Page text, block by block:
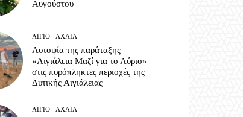
Αυγούστου
ΑΊΓΙΟ - ΑΧΑΪ́Α
Αυτοψία της παράταξης
«Αιγιάλεια Μαζί για το Αύριο»
στις πυρόπληκτες περιοχές της
Δυτικής Αιγιάλειας
ΑΊΓΙΟ - ΑΧΑΪ́Α